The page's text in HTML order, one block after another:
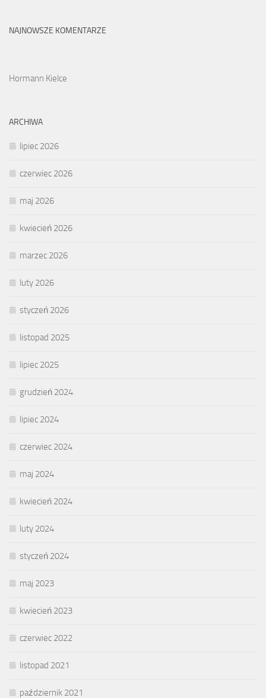
NAJNOWSZE KOMENTARZE
Hormann Kielce
ARCHIWA
lipiec 2026
czerwiec 2026
maj 2026
kwiecień 2026
marzec 2026
luty 2026
styczeń 2026
listopad 2025
lipiec 2025
grudzień 2024
lipiec 2024
czerwiec 2024
maj 2024
kwiecień 2024
luty 2024
styczeń 2024
maj 2023
kwiecień 2023
czerwiec 2022
listopad 2021
październik 2021